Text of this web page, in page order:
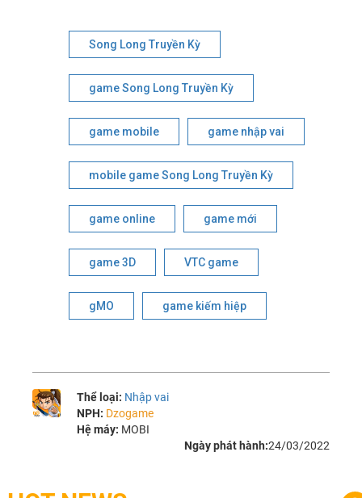
Song Long Truyền Kỳ
game Song Long Truyền Kỳ
game mobile game nhập vai
mobile game Song Long Truyền Kỳ
game online game mới
game 3D VTC game
gMO game kiếm hiệp
Thể loại: Nhập vai
NPH: Dzogame
Hệ máy: MOBI
Ngày phát hành:24/03/2022